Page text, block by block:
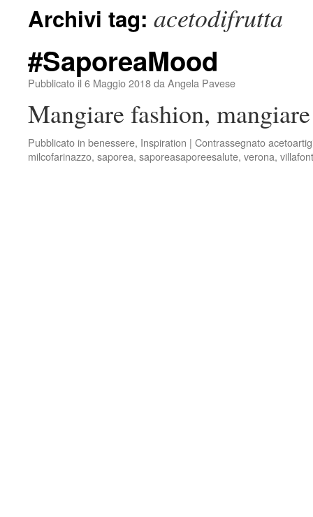
Archivi tag: acetodifrutta
#SaporeaMood
Pubblicato il 6 Maggio 2018da Angela Pavese
Mangiare fashion,
Pubblicato in benessere, Inspiration | Contrassegnato
milcofarinazzo, saporea, saporeasaporeesalute, verona,